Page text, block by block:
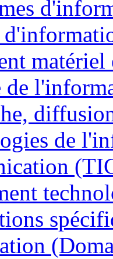
matériel
de
de